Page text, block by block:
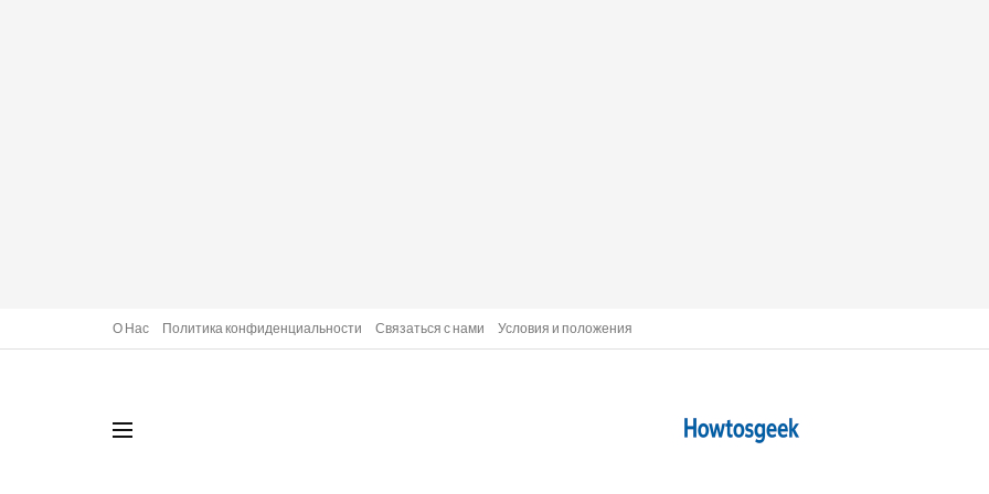
О Нас Политика конфиденциальности Связаться с нами Условия и положения